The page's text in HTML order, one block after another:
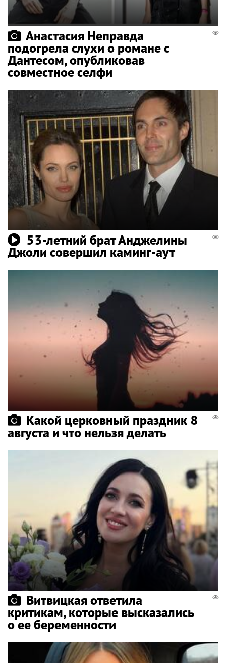
Анастасия Неправда
подогрела слухи о романе с
Дантесом, опубликовав
совместное селфи
53-летний брат Анджелины
Джоли совершил каминг-аут
Какой церковный праздник 8
августа и что нельзя делать
Витвицкая ответила
критикам, которые высказались
о ее беременности